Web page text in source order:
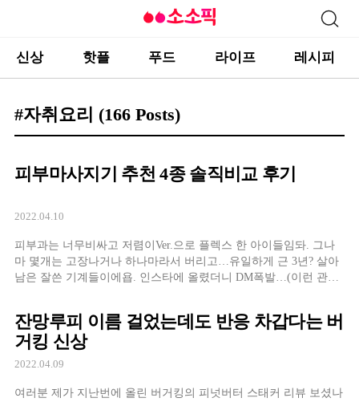
신상 핫플 푸드 라이프 레시피
#자취요리 (166 Posts)
피부마사지기 추천 4종 솔직비교 후기
2022.04.10
피부과는 너무비싸고 저렴이Ver.으로 플렉스 한 아이들임돠. 그나
마 몇개는 고장나거나 하나마라서 버리고…유일하게 근 3년? 살아
남은 잘쓴 기계들이에욥. 인스타에 올렸더니 DM폭발…(이런 관심
잔망루피 이름 걸었는데도 반응 차갑다는 버
거킹 신상
2022.04.09
여러분 제가 지난번에 올린 버거킹의 피넛버터 스태커 리뷰 보셨나